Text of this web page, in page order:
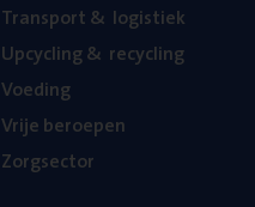
Trans­port& logistiek
Upcy­cling& recycling
Voe­ding
Vrije beroe­pen
Zorg­sec­tor